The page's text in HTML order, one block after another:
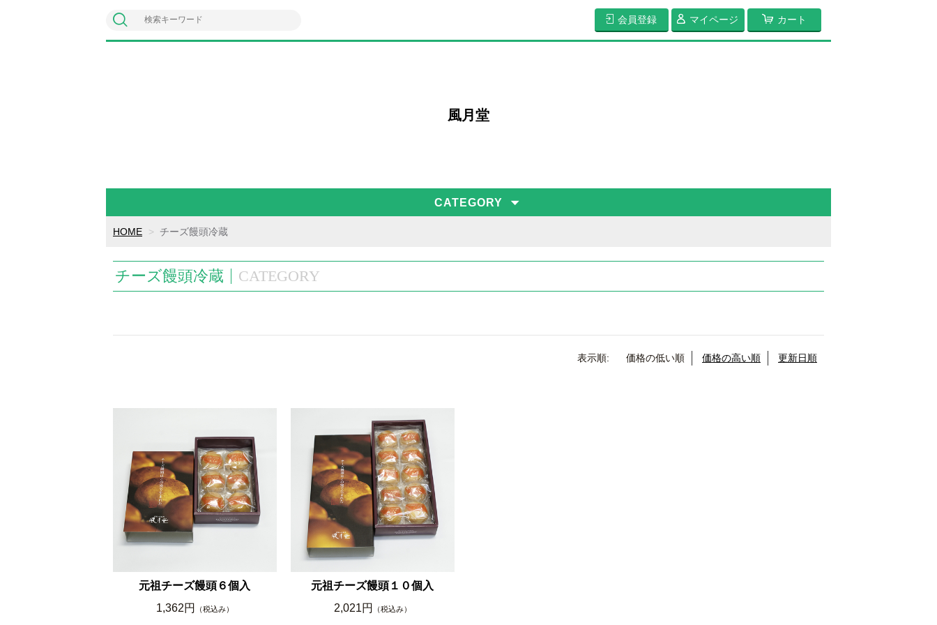
風月堂
会員登録 マイページ カート
CATEGORY
HOME チーズ饅頭冷蔵
CATEGORY
チーズ饅頭冷蔵
表示順: 価格の低い順 価格の高い順 更新日順
元祖チーズ饅頭６個入
1,362円
（税込み）
元祖チーズ饅頭１０個入
2,021円
（税込み）